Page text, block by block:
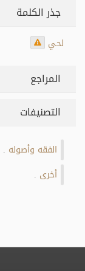
جذر الكلمة
لحي
المراجع
التصنيفات
الفقه وأصوله
أخرى